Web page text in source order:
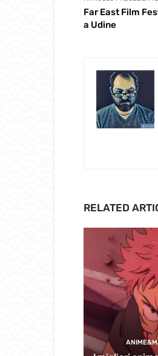
Far East Film
a Udine
RELATED